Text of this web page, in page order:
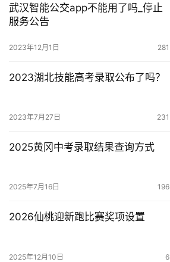
武汉智能公交app不能用了吗_停止
服务公告
2023年12月1日 281
2023湖北技能高考录取公布了吗？
2023年7月27日 231
2025黄冈中考录取结果查询方式
2025年7月16日 196
2026仙桃迎新跑比赛奖项设置
2025年12月10日 6